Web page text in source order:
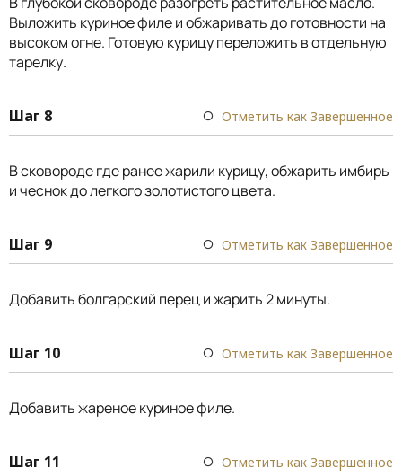
Выложить куриное филе и обжаривать до готовности на
высоком огне. Готовую курицу переложить в отдельную
тарелку.
Шаг 8 Отметить как Завершенное
В сковороде где ранее жарили курицу, обжарить имбирь
и чеснок до легкого золотистого цвета.
Шаг 9 Отметить как Завершенное
Добавить болгарский перец и жарить 2 минуты.
Шаг 10 Отметить как Завершенное
Добавить жареное куриное филе.
Шаг 11 Отметить как Завершенное